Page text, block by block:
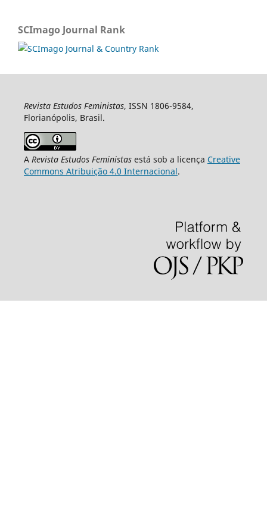
SCImago Journal Rank
Revista Estudos Feministas, ISSN 1806-9584,
Florianópolis, Brasil.
A Revista Estudos Feministasestá sob a licença Creative
Commons Atribuição 4.0 Internacional.